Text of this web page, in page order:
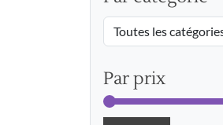
Par prix